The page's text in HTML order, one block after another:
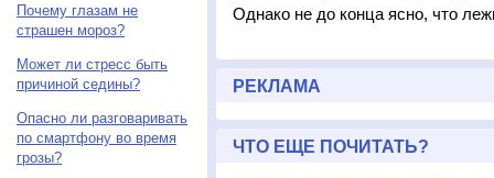
Почему глазам не
страшен мороз?
Может ли стресс быть
причиной седины?
Опасно ли разговаривать
по смартфону во время
грозы?
Однако не до конца ясно, что
РЕКЛАМА
ЧТО ЕЩЕ ПОЧИТАТЬ?